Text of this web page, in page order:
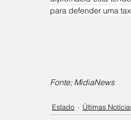
para defender uma
Fonte; MidiaNews
Estado Últimas